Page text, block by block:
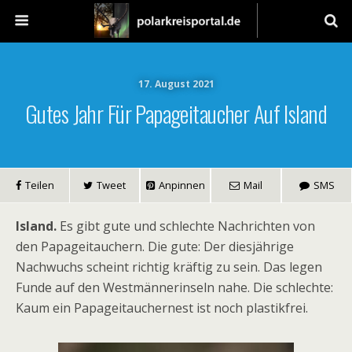
17. August 2021
Gutes Jahr Für Papageitaucher Auf Island
Teilen Tweet Anpinnen Mail SMS
Island. Es gibt gute und schlechte Nachrichten von
den Papageitauchern. Die gute: Der diesjährige
Nachwuchs scheint richtig kräftig zu sein. Das legen
Funde auf den Westmännerinseln nahe. Die schlechte:
Kaum ein Papageitauchernest ist noch plastikfrei.